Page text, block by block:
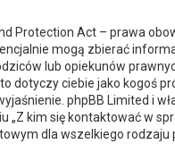
Protection Act – prawa
mogą zbierać
lub opiekunów
dotyczy ciebie jako kogoś
phpBB Limited i
„Z kim się kontaktować w
dla wszelkiego rodzaju